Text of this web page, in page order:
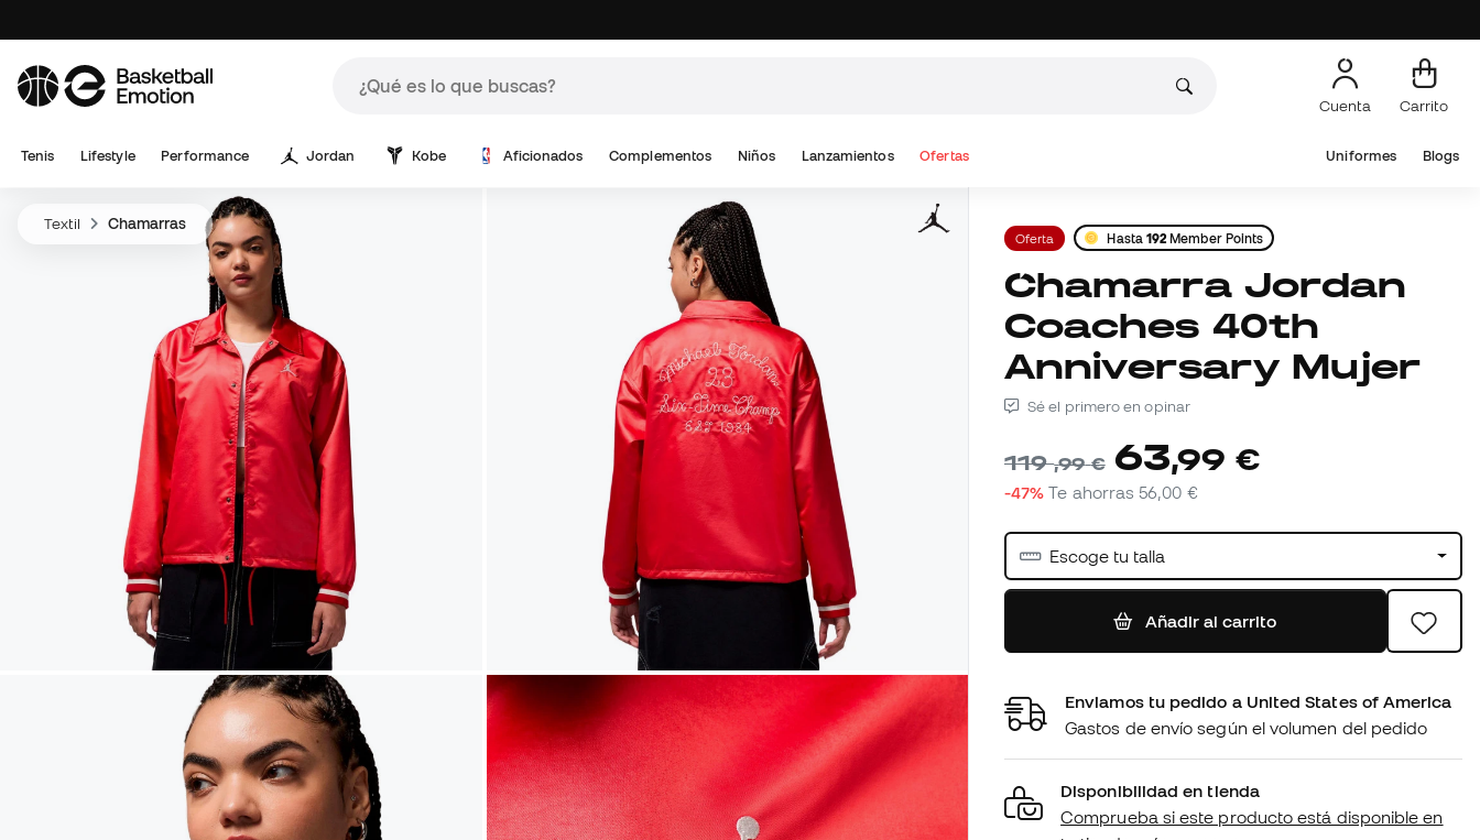
Cuenta Carrito
Tenis Lifestyle Performance Jordan Kobe Aficionados Complementos Niños Lanzamientos Ofertas Uniformes Blogs
Textil Chamarras
Oferta Hasta 192 Member Points
Chamarra Jordan
Coaches 40th
Anniversary Mujer
Sé el primero en opinar
119,99 € 63,99 €
-47% Te ahorras56,00 €
Escoge tu talla
Añadir al carrito
Enviamos tu pedido a United States of America
Gastos de envío según el volumen del pedido
Disponibilidad en tienda
Comprueba si este producto está disponible en